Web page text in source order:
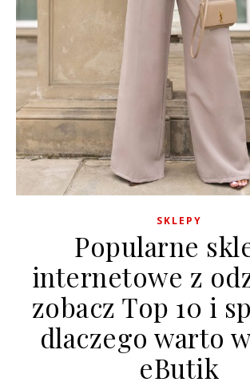
SKLEPY
Popularne
internetowe z
zobacz Top 10 i
dlaczego warto
eButik